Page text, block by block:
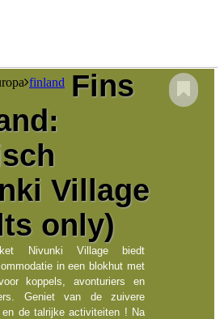
in om onze promoties te
Langue:
Francophone
finland
Fins
Village
only)
Nivunki Village biedt
in een blokhut met
koppels, avonturiers en
Geniet van de zuivere
de talrijke activiteiten ! Na